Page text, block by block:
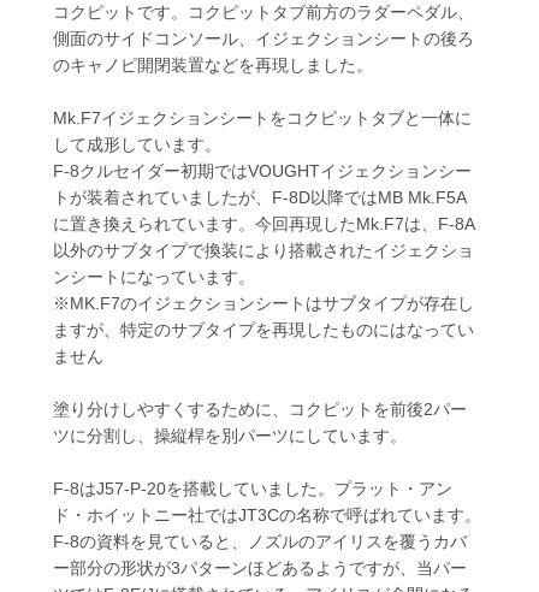
コクピットです。コクピットタブ前方のラダーペダル、
側面のサイドコンソール、イジェクションシートの後ろ
のキャノピ開閉装置などを再現しました。
Mk.F7イジェクションシートをコクピットタブと一体に
して成形しています。
F-8クルセイダー初期ではVOUGHTイジェクションシー
トが装着されていましたが、F-8D以降ではMB Mk.F5A
に置き換えられています。今回再現したMk.F7は、F-8A
以外のサブタイプで換装により搭載されたイジェクショ
ンシートになっています。
※MK.F7のイジェクションシートはサブタイプが存在し
ますが、特定のサブタイプを再現したものにはなってい
ません
塗り分けしやすくするために、コクピットを前後2パー
ツに分割し、操縦桿を別パーツにしています。
F-8はJ57-P-20を搭載していました。プラット・アン
ド・ホイットニー社ではJT3Cの名称で呼ばれています。
F-8の資料を見ていると、ノズルのアイリスを覆うカバ
ー部分の形状が3パターンほどあるようですが、当パー